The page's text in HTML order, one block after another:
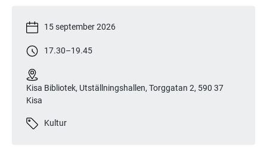
15 september 2026
17.30–19.45
Kisa Bibliotek, Utställningshallen, Torggatan 2, 590 37
Kisa
Kultur